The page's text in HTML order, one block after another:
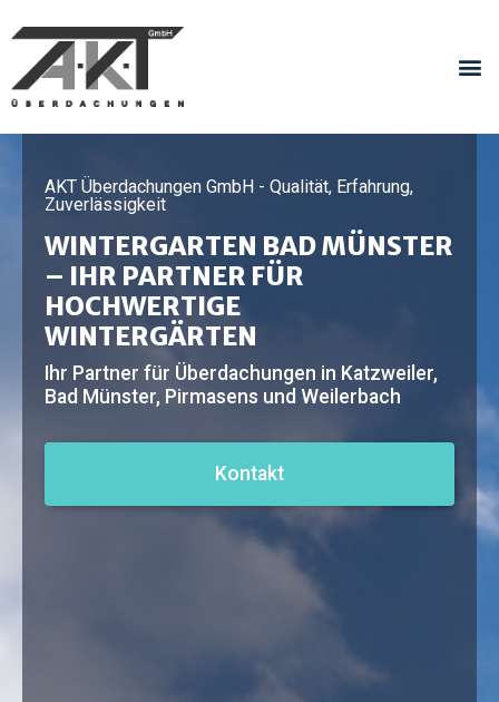
AKT Überdachungen GmbH - Qualität, Erfahrung,
Zuverlässigkeit
WINTERGARTEN BAD MÜNSTER
– IHR PARTNER FÜR
HOCHWERTIGE
WINTERGÄRTEN
Ihr Partner für Überdachungen in Katzweiler,
Bad Münster, Pirmasens und Weilerbach
Kontakt